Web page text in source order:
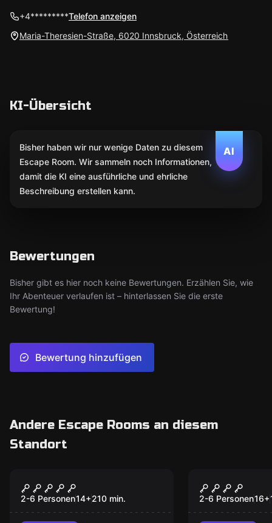
+4*********Telefon anzeigen
Maria-Theresien-Straße, 6020 Innsbruck, Österreich
KI-Übersicht
AI
Bisher haben wir nur wenige Daten zu diesem
Escape Room. Wir sammeln noch Informationen,
damit die KI eine ausführliche und ehrliche
Beschreibung erstellen kann.
Bewertungen
Bisher gibt es hier noch keine Bewertungen. Erzählen Sie, wie
Ihr Abenteuer verlaufen ist – hinterlassen Sie die erste
Bewertung!
Bewertung hinzufügen
Andere Escape Rooms an diesem
Standort
Verraten, vermisst,
[vergessen]
2-6 Personen14+210 min.
Blutiges
2-6 Personen16+